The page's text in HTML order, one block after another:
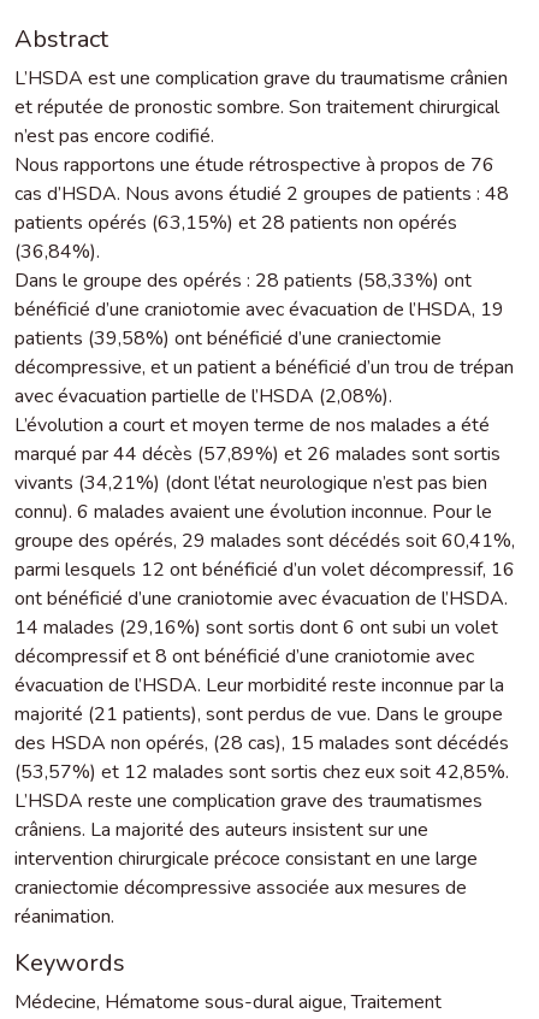
Abstract
L’HSDA est une complication grave du traumatisme crânien
et réputée de pronostic sombre. Son traitement chirurgical
n’est pas encore codifié.
Nous rapportons une étude rétrospective à propos de 76
cas d’HSDA. Nous avons étudié 2 groupes de patients : 48
patients opérés (63,15%) et 28 patients non opérés
(36,84%).
Dans le groupe des opérés : 28 patients (58,33%) ont
bénéficié d’une craniotomie avec évacuation de l’HSDA, 19
patients (39,58%) ont bénéficié d’une craniectomie
décompressive, et un patient a bénéficié d’un trou de trépan
avec évacuation partielle de l’HSDA (2,08%).
L’évolution a court et moyen terme de nos malades a été
marqué par 44 décès (57,89%) et 26 malades sont sortis
vivants (34,21%) (dont l’état neurologique n’est pas bien
connu). 6 malades avaient une évolution inconnue. Pour le
groupe des opérés, 29 malades sont décédés soit 60,41%,
parmi lesquels 12 ont bénéficié d’un volet décompressif, 16
ont bénéficié d’une craniotomie avec évacuation de l’HSDA.
14 malades (29,16%) sont sortis dont 6 ont subi un volet
décompressif et 8 ont bénéficié d’une craniotomie avec
évacuation de l’HSDA. Leur morbidité reste inconnue par la
majorité (21 patients), sont perdus de vue. Dans le groupe
des HSDA non opérés, (28 cas), 15 malades sont décédés
(53,57%) et 12 malades sont sortis chez eux soit 42,85%.
L’HSDA reste une complication grave des traumatismes
crâniens. La majorité des auteurs insistent sur une
intervention chirurgicale précoce consistant en une large
craniectomie décompressive associée aux mesures de
réanimation.
Keywords
Médecine, Hématome sous-dural aigue,Traitement